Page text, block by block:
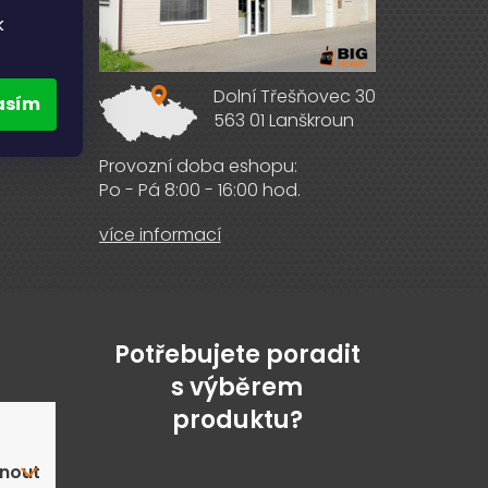
Dolní Třešňovec 30
563 01 Lanškroun
Provozní doba eshopu:
Po - Pá 8:00 - 16:00 hod.
více informací
Potřebujete poradit
s výběrem
produktu?